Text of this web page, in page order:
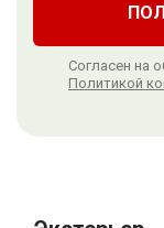
Согласен на
Политикой